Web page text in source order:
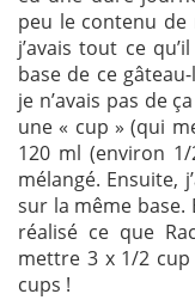
peu le contenu
j’avais tout ce
base de ce
je n’avais pas de
une « cup » (qui
120 ml (environ
mélangé. Ensuite,
sur la même base.
réalisé ce que
mettre 3 x 1/2 cup
cups !